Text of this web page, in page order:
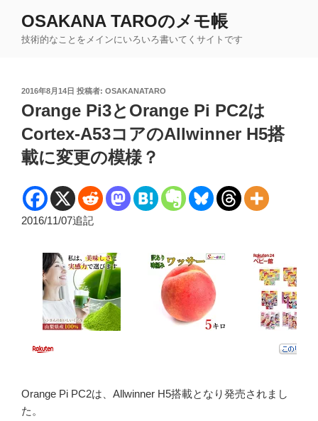
OSAKANA TAROのメモ帳
技術的なことをメインにいろいろ書いてくサイトです
投
稿
日:
2016年8月14日 投稿者: OSAKANATARO
Orange Pi3とOrange Pi PC2は
Cortex-A53コアのAllwinner H5搭
載に変更の模様？
2016/11/07追記
Orange Pi PC2は、Allwinner H5搭載となり発売されまし
た。